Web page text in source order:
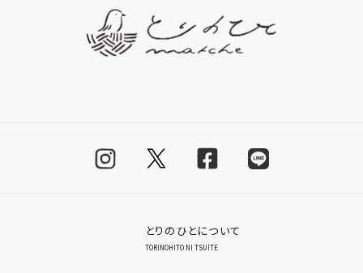
とりのひとについて
TORINOHITO NI TSUITE